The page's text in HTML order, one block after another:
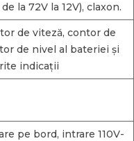
la 72V la 12V), claxon.
de viteză, contor de
de nivel al bateriei și
indicații
pe bord, intrare 110V-